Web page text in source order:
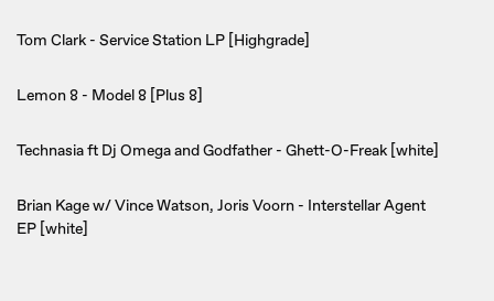
Tom Clark - Service Station LP [Highgrade]
Lemon 8 - Model 8 [Plus 8]
Technasia ft Dj Omega and Godfather - Ghett-O-Freak [white]
Brian Kage w/ Vince Watson, Joris Voorn - Interstellar Agent
EP [white]